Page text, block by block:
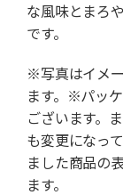
な風味とまろ
です。
※写真はイメ
ます。※パッ
ございます。
も変更になっ
ました商品の
ます。